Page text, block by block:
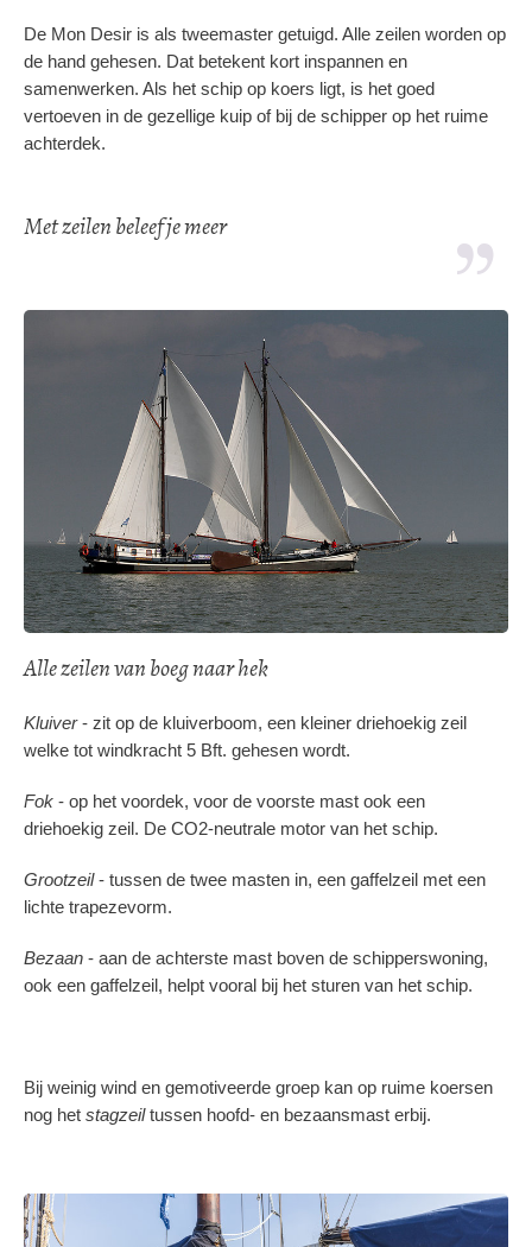
De Mon Desir is als tweemaster getuigd. Alle zeilen worden op
de hand gehesen. Dat betekent kort inspannen en
samenwerken. Als het schip op koers ligt, is het goed
vertoeven in de gezellige kuip of bij de schipper op het ruime
achterdek.
Met zeilen beleef je meer
Alle zeilen van boeg naar hek
Kluiver- zit op de kluiverboom, een kleiner driehoekig zeil
welke tot windkracht 5 Bft. gehesen wordt.
Fok - op het voordek, voor de voorste mast ook een
driehoekig zeil. De CO2-neutrale motor van het schip.
Grootzeil- tussen de twee masten in, een gaffelzeil met een
lichte trapezevorm.
Bezaan - aan de achterste mast boven de schipperswoning,
ook een gaffelzeil, helpt vooral bij het sturen van het schip.
Bij weinig wind en gemotiveerde groep kan op ruime koersen
nog het stagzeiltussen hoofd- en bezaansmast erbij.